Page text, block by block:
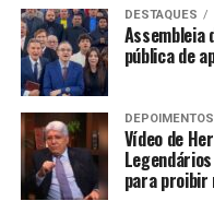
DESTAQUES
Assembleia
pública de
DEPOIMENTOS
Vídeo de
para proibir